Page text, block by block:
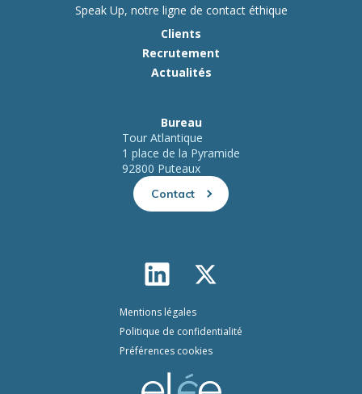
Speak Up, notre ligne de contact éthique
Clients
Recrutement
Actualités
Bureau
Tour Atlantique
1 place de la Pyramide
92800 Puteaux
Contact
Mentions légales
Politique de confidentialité
Préférences cookies